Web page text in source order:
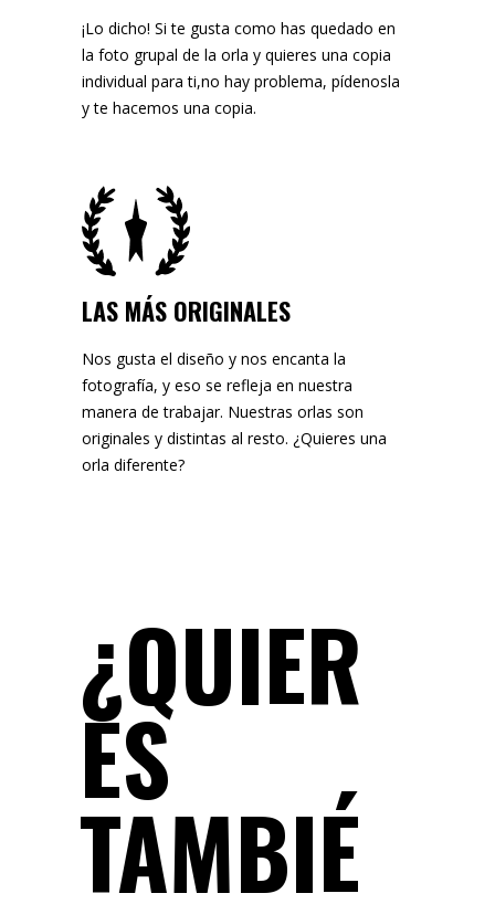
¡Lo dicho! Si te gusta como has quedado en
la foto grupal de la orla y quieres una copia
individual para ti,no hay problema, pídenosla
y te hacemos una copia.
LAS MÁS ORIGINALES
Nos gusta el diseño y nos encanta la
fotografía, y eso se refleja en nuestra
manera de trabajar. Nuestras orlas son
originales y distintas al resto. ¿Quieres una
orla diferente?
¿QUIER
ES
TAMBIÉ